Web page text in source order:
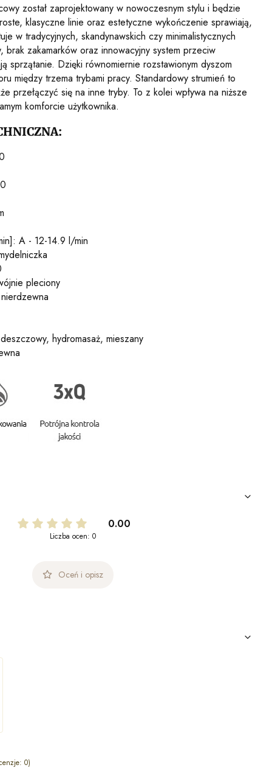
został zaprojektowany w nowoczesnym stylu i będzie
klasyczne linie oraz estetyczne wykończenie sprawiają,
w tradycyjnych, skandynawskich czy minimalistycznych
brak zakamarków oraz innowacyjny system przeciw
sprzątanie. Dzięki równomiernie rozstawionym dyszom
między trzema trybami pracy. Standardowy strumień to
przełączyć się na inne tryby. To z kolei wpływa na niższe
komforcie użytkownika.
A - 12-14.9 l/min
pleciony
hydromasaż, mieszany
0.00
Liczba ocen: 0
Oceń i opisz
0)